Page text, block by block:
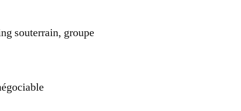
souterrain, groupe